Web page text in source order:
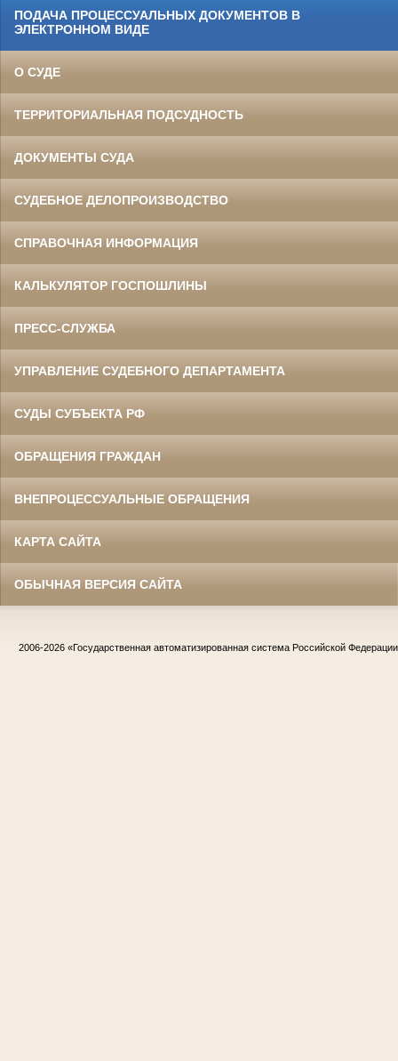
ПОДАЧА ПРОЦЕССУАЛЬНЫХ ДОКУМЕНТОВ В
ЭЛЕКТРОННОМ ВИДЕ
О СУДЕ
ТЕРРИТОРИАЛЬНАЯ ПОДСУДНОСТЬ
ДОКУМЕНТЫ СУДА
СУДЕБНОЕ ДЕЛОПРОИЗВОДСТВО
СПРАВОЧНАЯ ИНФОРМАЦИЯ
КАЛЬКУЛЯТОР ГОСПОШЛИНЫ
ПРЕСС-СЛУЖБА
УПРАВЛЕНИЕ СУДЕБНОГО ДЕПАРТАМЕНТА
СУДЫ СУБЪЕКТА РФ
ОБРАЩЕНИЯ ГРАЖДАН
ВНЕПРОЦЕССУАЛЬНЫЕ ОБРАЩЕНИЯ
КАРТА САЙТА
ОБЫЧНАЯ ВЕРСИЯ САЙТА
2006-2026 «Государственная автоматизированная система Российской